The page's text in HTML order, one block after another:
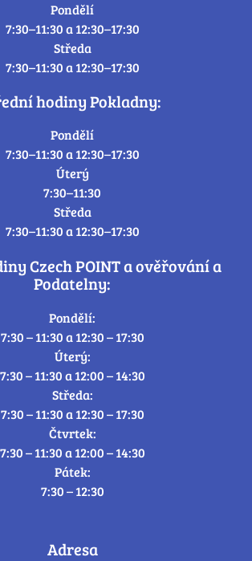
Pondělí
7:30–11:30 a 12:30–17:30
Středa
7:30–11:30 a 12:30–17:30
hodiny Pokladny:
Pondělí
7:30–11:30 a 12:30–17:30
Úterý
7:30–11:30
Středa
7:30–11:30 a 12:30–17:30
Czech POINT a ověřování a
Podatelny:
Pondělí:
7:30 – 11:30 a 12:30 – 17:30
Úterý:
7:30 – 11:30 a 12:00 – 14:30
Středa:
7:30 – 11:30 a 12:30 – 17:30
Čtvrtek:
7:30 – 11:30 a 12:00 – 14:30
Pátek:
7:30 – 12:30
Adresa